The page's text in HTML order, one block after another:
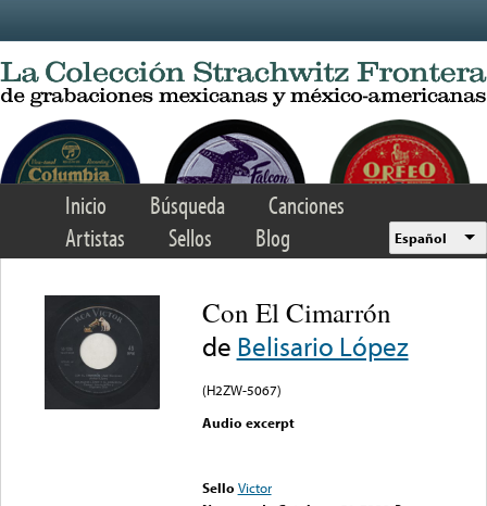
Inicio Búsqueda
Canciones
Artistas
Sellos Blog Español
Con El Cimarrón
de Belisario López
(H2ZW-5067)
Audio excerpt
Sello Victor